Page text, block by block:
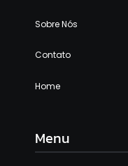
Sobre Nós
Contato
Home
Menu